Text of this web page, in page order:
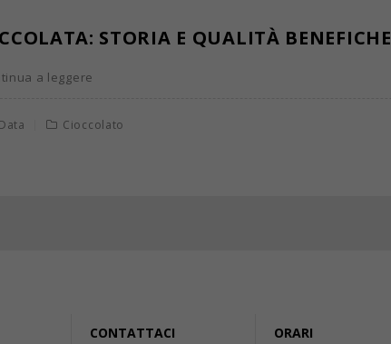
STORIA E QUALITÀ BENEFICHE
a leggere
Cioccolato
CONTATTACI ORARI